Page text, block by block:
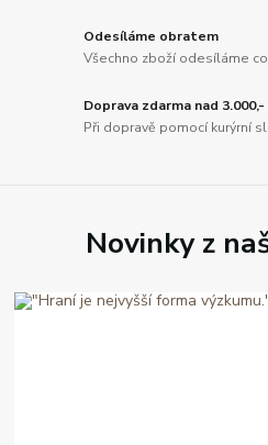
Odesíláme obratem
Všechno zboží odesíláme
Doprava zdarma nad 3.000,-
Při dopravě pomocí kurýrní
Novinky z